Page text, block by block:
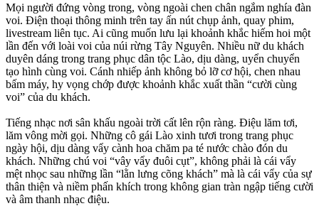
Mọi người đứng vòng trong, vòng ngoài chen chân ngắm nghía đàn
voi. Điện thoại thông minh trên tay ấn nút chụp ảnh, quay phim,
livestream liên tục. Ai cũng muốn lưu lại khoảnh khắc hiếm hoi một
lần đến với loài voi của núi rừng Tây Nguyên. Nhiều nữ du khách
duyên dáng trong trang phục dân tộc Lào, dịu dàng, uyển chuyển
tạo hình cùng voi. Cánh nhiếp ảnh không bỏ lỡ cơ hội, chen nhau
bấm máy, hy vọng chớp được khoảnh khắc xuất thần “cười cùng
voi” của du khách.
Tiếng nhạc nơi sân khấu ngoài trời cất lên rộn ràng. Điệu lăm tơi,
lăm vông mời gọi. Những cô gái Lào xinh tươi trong trang phục
ngày hội, dịu dàng vẩy cành hoa chăm pa té nước chào đón du
khách. Những chú voi “vây vẩy đuôi cụt”, không phải là cái vẩy
mệt nhọc sau những lần “lằn lưng cõng khách” mà là cái vẩy của sự
thân thiện và niềm phấn khích trong không gian tràn ngập tiếng cười
và âm thanh nhạc điệu.